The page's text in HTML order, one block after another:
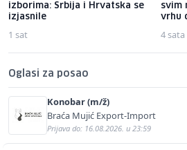
izborima: Srbija i Hrvatska se
izjasnile
1 sat
svim
vrhu
4 sata
Oglasi za posao
Konobar (m/ž)
Braća Mujić Export-Import
Prijava do: 16.08.2026. u 23:59